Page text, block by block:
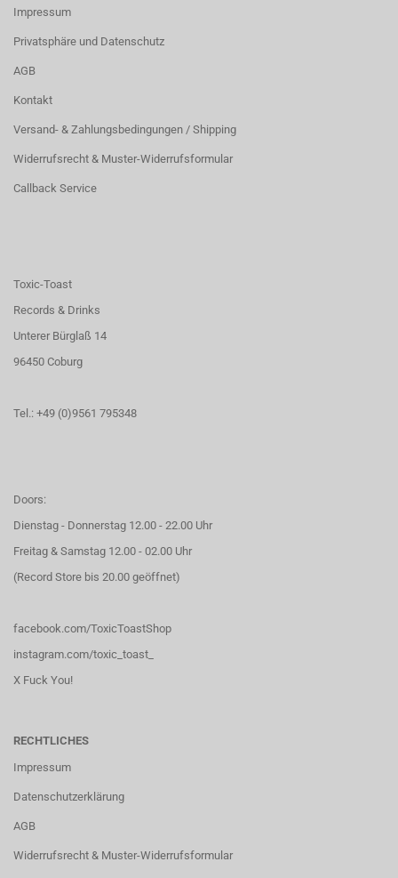
Impressum
Privatsphäre und Datenschutz
AGB
Kontakt
Versand- & Zahlungsbedingungen / Shipping
Widerrufsrecht & Muster-Widerrufsformular
Callback Service
Toxic-Toast
Records & Drinks
Unterer Bürglaß 14
96450 Coburg
Tel.: +49 (0)9561 795348
Doors:
Dienstag - Donnerstag 12.00 - 22.00 Uhr
Freitag & Samstag 12.00 - 02.00 Uhr
(Record Store bis 20.00 geöffnet)
facebook.com/ToxicToastShop
instagram.com/toxic_toast_
X Fuck You!
RECHTLICHES
Impressum
Datenschutzerklärung
AGB
Widerrufsrecht & Muster-Widerrufsformular